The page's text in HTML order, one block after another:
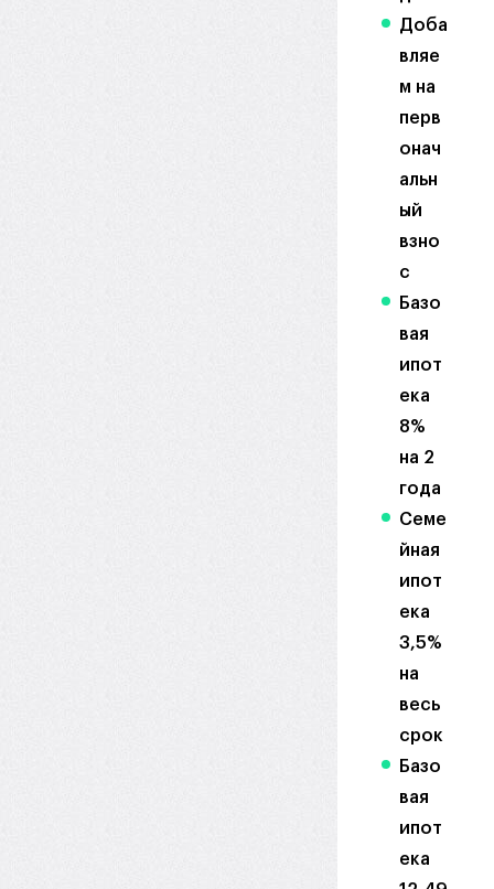
Доба
вляе
м на
перв
онач
альн
ый
взно
с
Базо
вая
ипот
ека
8%
на 2
года
Семе
йная
ипот
ека
3,5%
на
весь
срок
Базо
вая
ипот
ека